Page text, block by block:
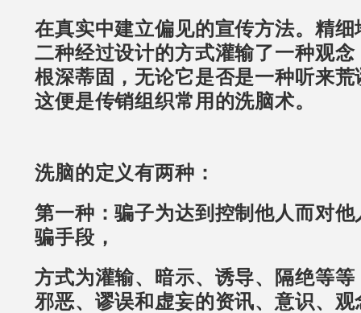
在真实中建立偏见的宣传方法。精
二种经过设计的方式灌输了一种观
根深蒂固，无论它是否是一种听来
这便是传销组织常用的洗脑术。
洗脑的定义有两种：
第一种：骗子为达到控制他人而对
骗手段，
方式为灌输、暗示、诱导、隔绝等
邪恶、谬误和虚妄的资讯、意识、